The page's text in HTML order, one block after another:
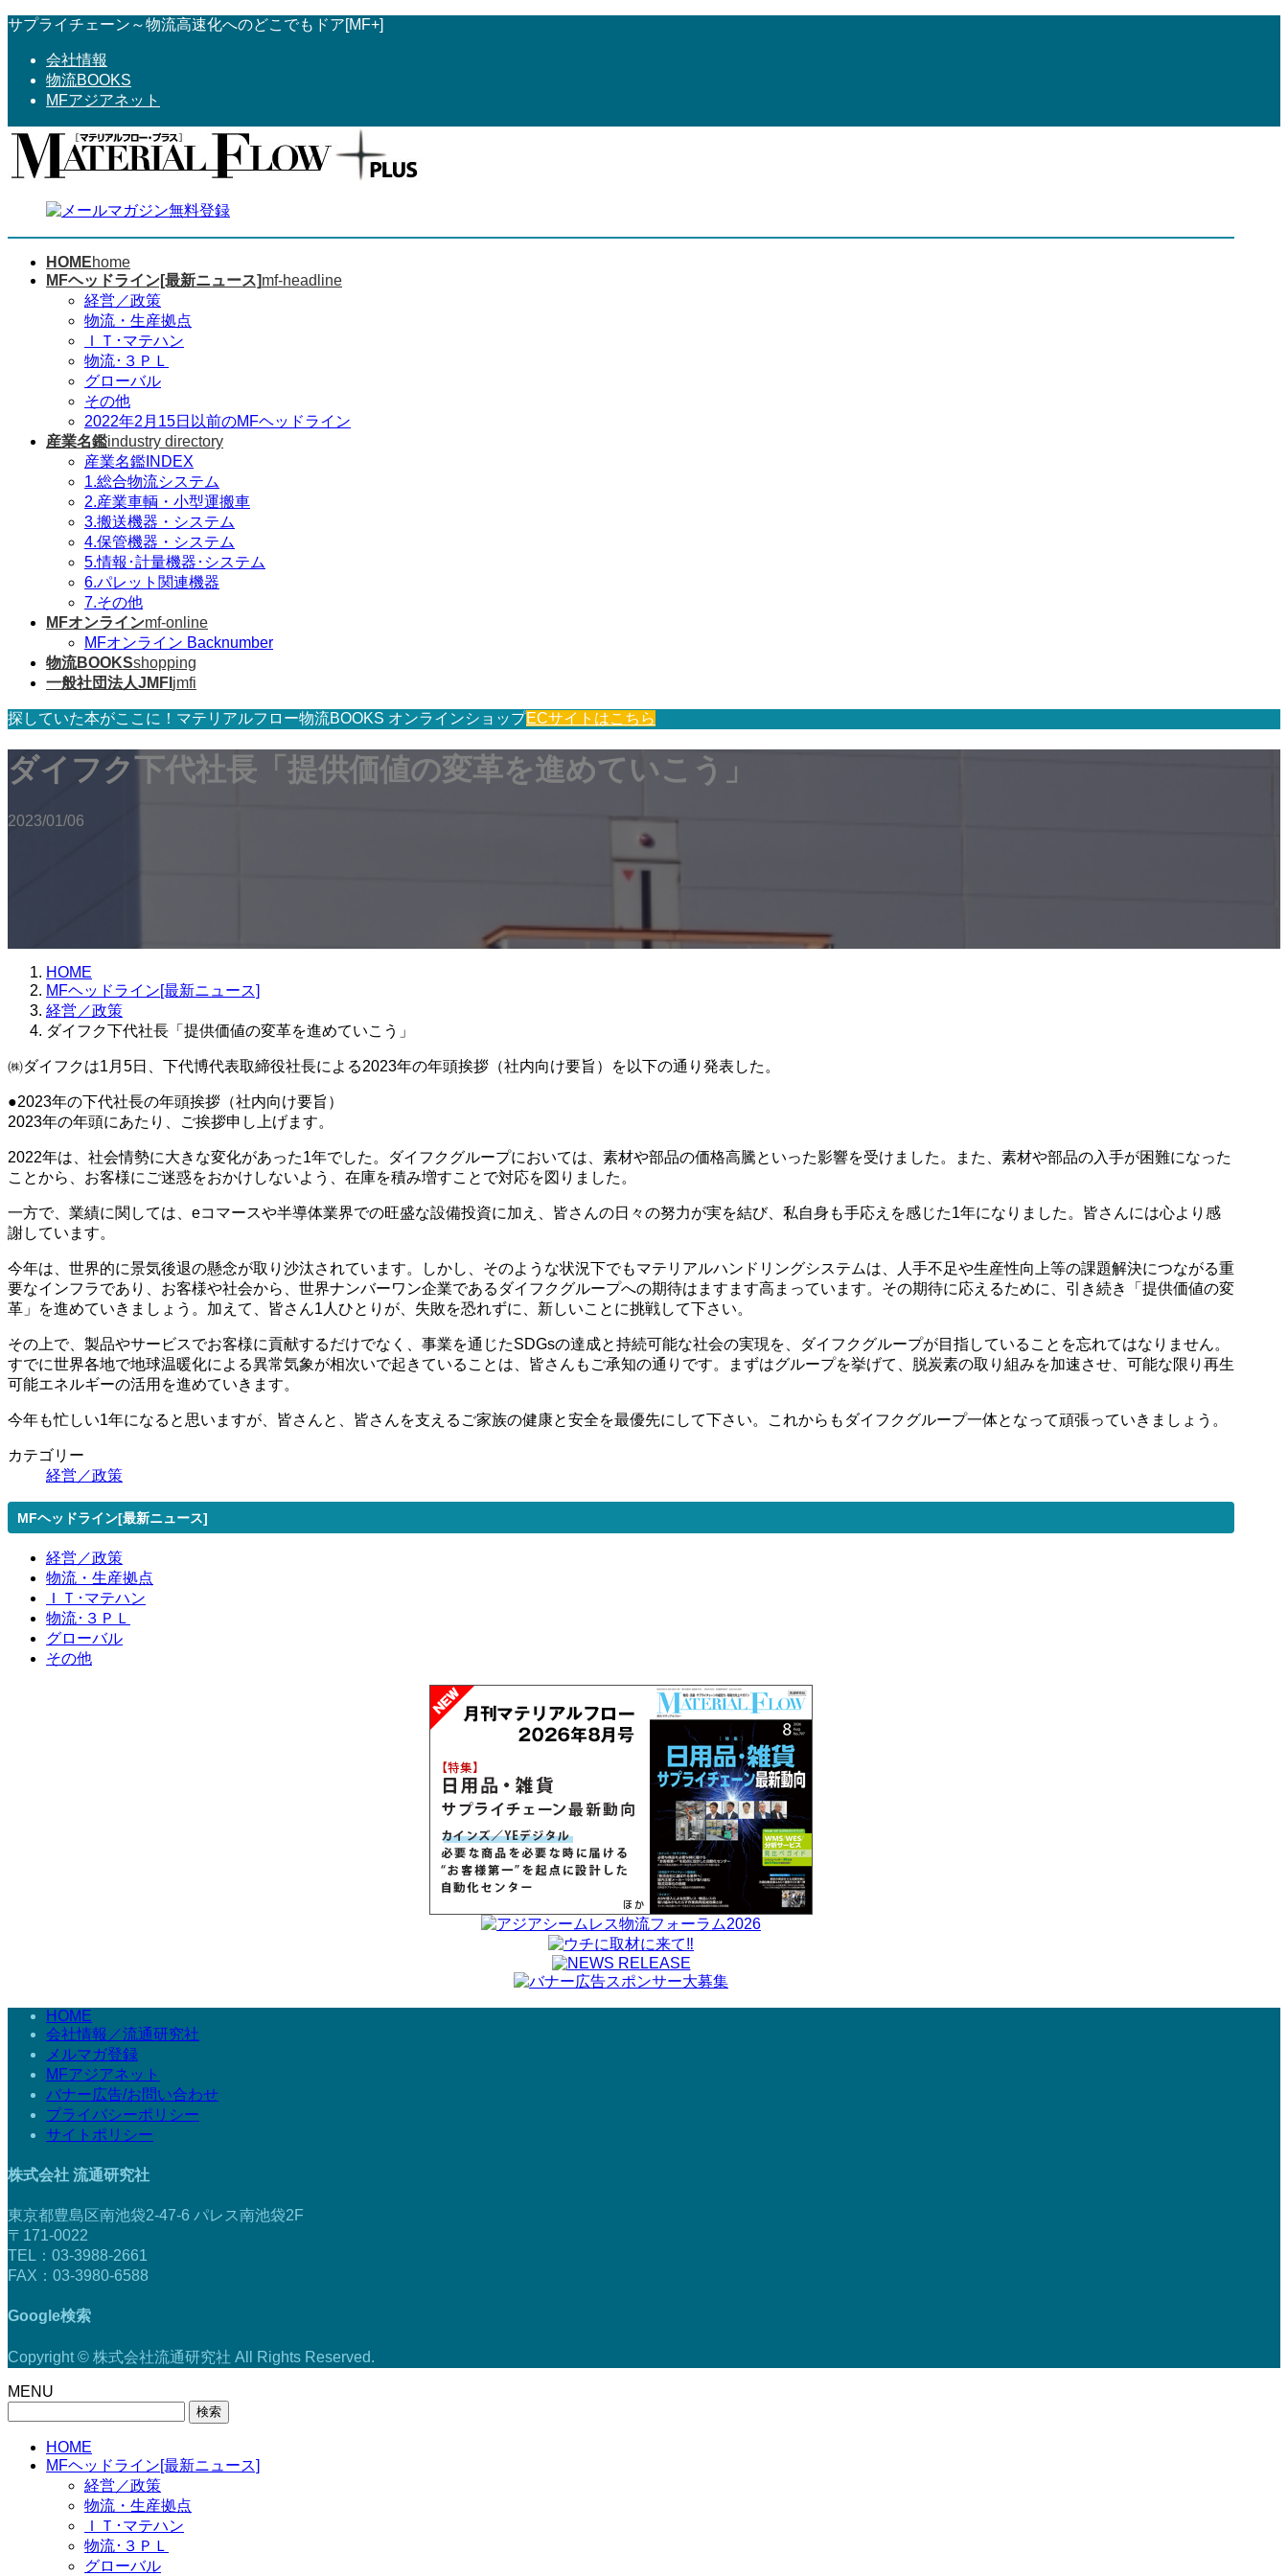
コ
へ
ス
ナ
ョ
ン
サプライチェーン～物流高速化へのどこでもドア[MF+]
会社情報
物流BOOKS
MFアジアネット
HOMEhome
MFヘッドライン[最新ニュース]mf-headline
経営／政策
物流・生産拠点
ＩＴ･マテハン
物流･３ＰＬ
グローバル
その他
2022年2月15日以前のMFヘッドライン
産業名鑑industry directory
産業名鑑INDEX
1.総合物流システム
2.産業車輌・小型運搬車
3.搬送機器・システム
4.保管機器・システム
5.情報･計量機器･システム
6.パレット関連機器
7.その他
MFオンラインmf-online
MFオンライン Backnumber
物流BOOKSshopping
一般社団法人JMFI jmfi
探していた本がここに！マテリアルフロー物流BOOKS オンラインショップECサイトはこちら
ダイフク下代社長「提供価値の変革を進めていこう」
2023/01/06
HOME
MFヘッドライン[最新ニュース]
経営／政策
ダイフク下代社長「提供価値の変革を進めていこう」
㈱ダイフクは1月5日、下代博代表取締役社長による2023年の年頭挨拶（社内向け要旨）を以下の通り発表した。
●2023年の下代社長の年頭挨拶（社内向け要旨）
2023年の年頭にあたり、ご挨拶申し上げます。
2022年は、社会情勢に大きな変化があった1年でした。ダイフクグループにおいては、素材や部品の価格高騰といった影響を受けました。また、素材や部品の入手が困難になった
ことから、お客様にご迷惑をおかけしないよう、在庫を積み増すことで対応を図りました。
一方で、業績に関しては、eコマースや半導体業界での旺盛な設備投資に加え、皆さんの日々の努力が実を結び、私自身も手応えを感じた1年になりました。皆さんには心より感
謝しています。
今年は、世界的に景気後退の懸念が取り沙汰されています。しかし、そのような状況下でもマテリアルハンドリングシステムは、人手不足や生産性向上等の課題解決につながる重
要なインフラであり、お客様や社会から、世界ナンバーワン企業であるダイフクグループへの期待はますます高まっています。その期待に応えるために、引き続き「提供価値の変
革」を進めていきましょう。加えて、皆さん1人ひとりが、失敗を恐れずに、新しいことに挑戦して下さい。
その上で、製品やサービスでお客様に貢献するだけでなく、事業を通じたSDGsの達成と持続可能な社会の実現を、ダイフクグループが目指していることを忘れてはなりません。
すでに世界各地で地球温暖化による異常気象が相次いで起きていることは、皆さんもご承知の通りです。まずはグループを挙げて、脱炭素の取り組みを加速させ、可能な限り再生
可能エネルギーの活用を進めていきます。
今年も忙しい1年になると思いますが、皆さんと、皆さんを支えるご家族の健康と安全を最優先にして下さい。これからもダイフクグループ一体となって頑張っていきましょう。
カテゴリー
経営／政策
MFヘッドライン[最新ニュース]
経営／政策
物流・生産拠点
ＩＴ･マテハン
物流･３ＰＬ
グローバル
その他
HOME
会社情報／流通研究社
メルマガ登録
MFアジアネット
バナー広告/お問い合わせ
プライバシーポリシー
サイトポリシー
株式会社 流通研究社
東京都豊島区南池袋2-47-6 パレス南池袋2F
〒171-0022
TEL：03-3988-2661
FAX：03-3980-6588
Google検索
Copyright © 株式会社流通研究社 All Rights Reserved.
MENU
HOME
MFヘッドライン[最新ニュース]
経営／政策
物流・生産拠点
ＩＴ･マテハン
物流･３ＰＬ
グローバル